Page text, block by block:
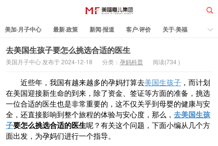
美福嘉儿
美加·月子中心 最新·政策 新闻·报道 客户·评价
关于·美福
热门·文章
所有·文章 孕妈科普 标签云
去美国生孩子要怎么挑选合适的医生
美国月子中心 发布于 2024-12-18 分类： 孕妈科普 阅读(734 )
近些年，我国有越来越多的孕妈打算去美国生孩子 ，而计划
在美国迎接新生命的到来，除了资金、签证等方面的准备，挑选
一位合适的医生也是非常重要的，这不仅关乎到母婴的健康与安
全，还直接影响到整个旅程的体验与安心度，那么， 去美国生孩
子要怎么挑选合适的医生呢？有关这个问题，下面小编从几个方
面出发，为孕妈们进行一个指导。